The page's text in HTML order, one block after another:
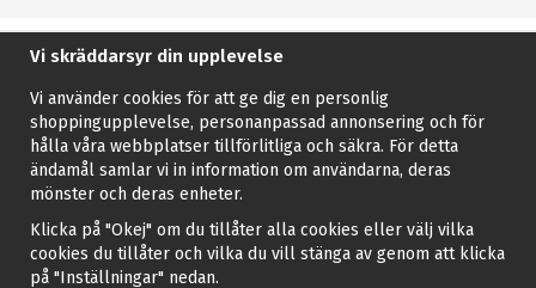
Vi skräddarsyr din upplevelse
Vi använder cookies för att ge dig en personlig
shoppingupplevelse, personanpassad annonsering och för
hålla våra webbplatser tillförlitliga och säkra. För detta
ändamål samlar vi in information om användarna, deras
mönster och deras enheter.
Klicka på "Okej" om du tillåter alla cookies eller välj vilka
cookies du tillåter och vilka du vill stänga av genom att klicka
på "Inställningar" nedan.